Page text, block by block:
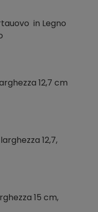
in Legno
12,7 cm
12,7,
15 cm,